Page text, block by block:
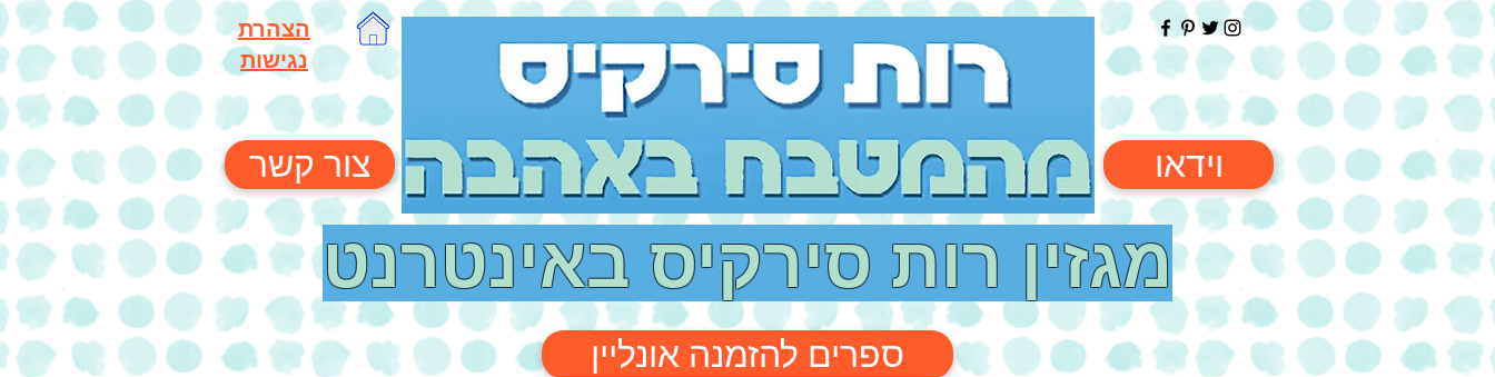
הצהרת
נגישות
צור קשר וידאו
מגזין רות סירקיס באינטרנט
ספרים להזמנה אונליין